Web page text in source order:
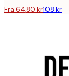
Fra 64,80 kr108 kr